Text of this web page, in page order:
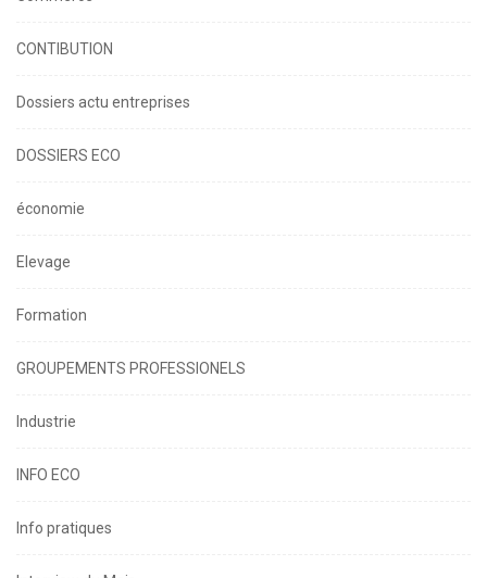
CONTIBUTION
Dossiers actu entreprises
DOSSIERS ECO
économie
Elevage
Formation
GROUPEMENTS PROFESSIONELS
Industrie
INFO ECO
Info pratiques